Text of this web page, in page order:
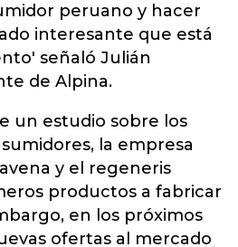
peruano y hacer
interesante que está
señaló Julián
de Alpina.
un estudio sobre los
la empresa
y el regeneris
productos a fabricar
en los próximos
ofertas al mercado